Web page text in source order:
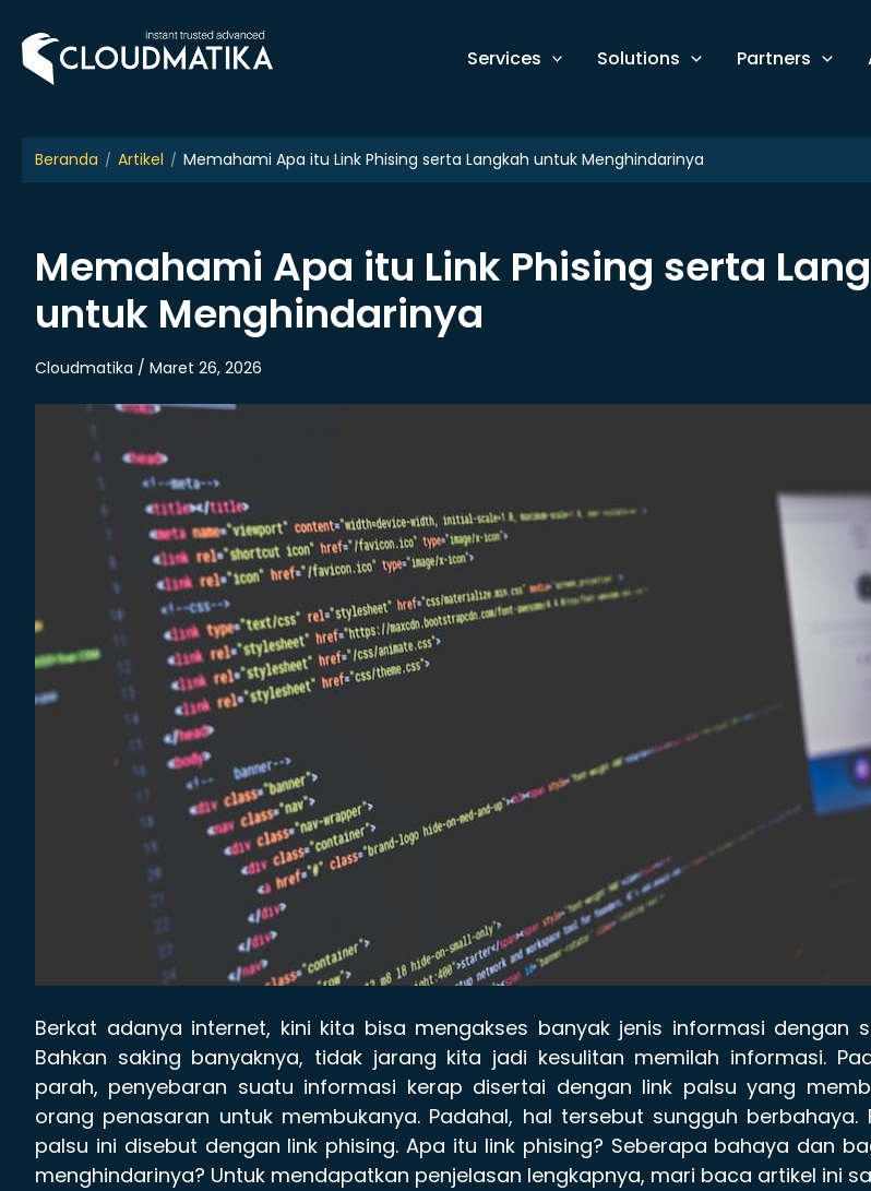
content
Services Solutions Partners
Beranda Artikel Memahami Apa itu Link Phising serta Langkah untuk Menghindarinya
Memahami Apa itu Link Phising serta
untuk Menghindarinya
Cloudmatika / Maret 26, 2026
Berkat adanya internet, kini kita bisa mengakses banyak jenis informasi dengan
Bahkan saking banyaknya, tidak jarang kita jadi kesulitan memilah informasi.
parah, penyebaran suatu informasi kerap disertai dengan link palsu yang
orang penasaran untuk membukanya. Padahal, hal tersebut sungguh berbahaya.
palsu ini disebut dengan link phising. Apa itu link phising? Seberapa bahaya dan
menghindarinya? Untuk mendapatkan penjelasan lengkapnya, mari baca artikel ini